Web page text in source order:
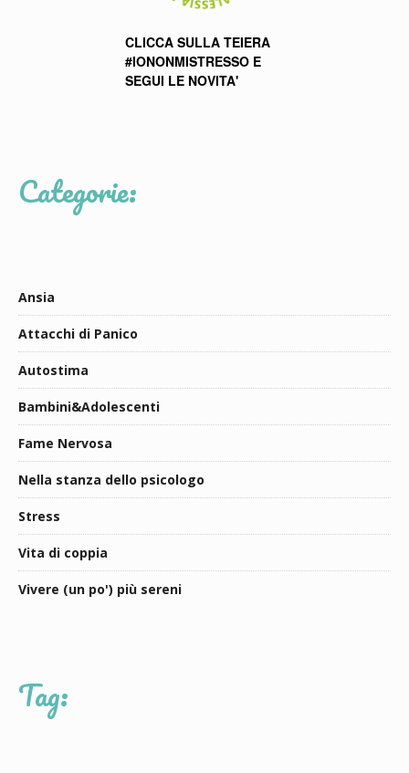
CLICCA SULLA TEIERA
#IONONMISTRESSO E
SEGUI LE NOVITA'
Categorie:
Ansia
Attacchi di Panico
Autostima
Bambini&Adolescenti
Fame Nervosa
Nella stanza dello psicologo
Stress
Vita di coppia
Vivere (un po') più sereni
Tag: